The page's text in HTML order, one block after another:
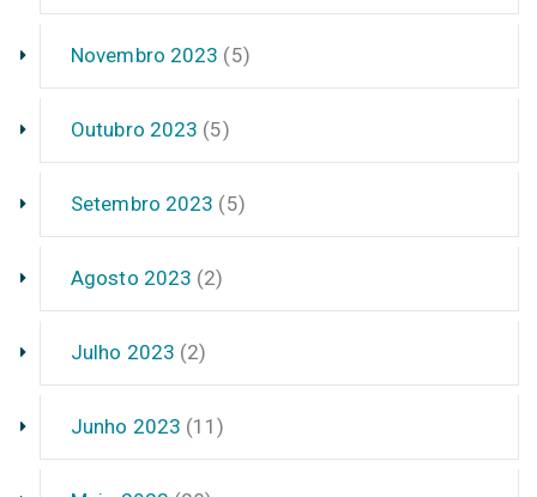
Novembro 2023 (5)
Outubro 2023 (5)
Setembro 2023 (5)
Agosto 2023 (2)
Julho 2023 (2)
Junho 2023 (11)